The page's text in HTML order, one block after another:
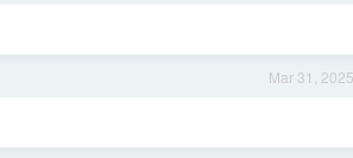
Mar 31, 2025